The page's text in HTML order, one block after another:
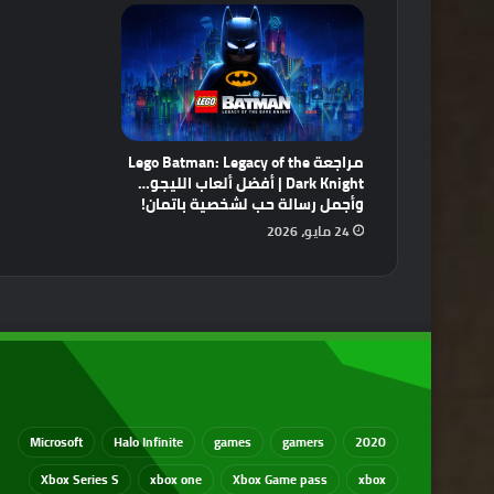
مراجعة Lego Batman: Legacy of the
Dark Knight | أفضل ألعاب الليجو…
وأجمل رسالة حب لشخصية باتمان!
24 مايو، 2026
2020
gamers
games
Halo Infinite
Microsoft
xbox
Xbox Game pass
xbox one
Xbox Series S